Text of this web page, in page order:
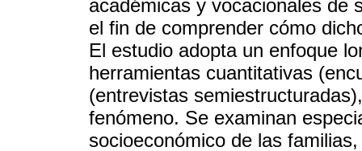
académicas y vocacionales de
el fin de comprender cómo
El estudio adopta un enfoque
herramientas cuantitativas
(entrevistas
fenómeno. Se examinan
socioeconómico de las